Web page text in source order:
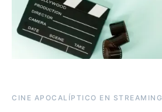
CINE APOCALÍPTICO EN STREAMING